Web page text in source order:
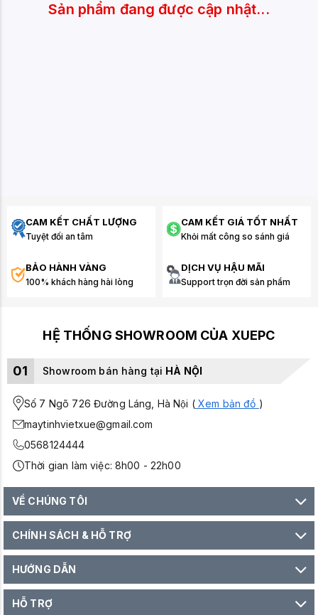
Sản phẩm đang được cập nhật...
CAM KẾT CHẤT LƯỢNG
Tuyệt đối an tâm
CAM KẾT GIÁ TỐT NHẤT
Khỏi mất công so sánh giá
BẢO HÀNH VÀNG
100% khách hàng hài lòng
DỊCH VỤ HẬU MÃI
Support trọn đời sản phẩm
HỆ THỐNG SHOWROOM CỦA XUEPC
01 Showroom bán hàng tại HÀ NỘI
Số 7 Ngõ 726 Đường Láng, Hà Nội (Xem bản đồ )
maytinhvietxue@gmail.com
0568124444
Thời gian làm việc: 8h00 - 22h00
VỀ CHÚNG TÔI
CHÍNH SÁCH & HỖ TRỢ
HƯỚNG DẪN
HỖ TRỢ